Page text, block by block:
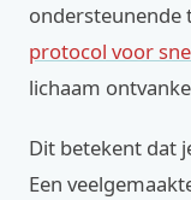
ondersteunende
protocol voor
lichaam
Dit betekent dat
Een